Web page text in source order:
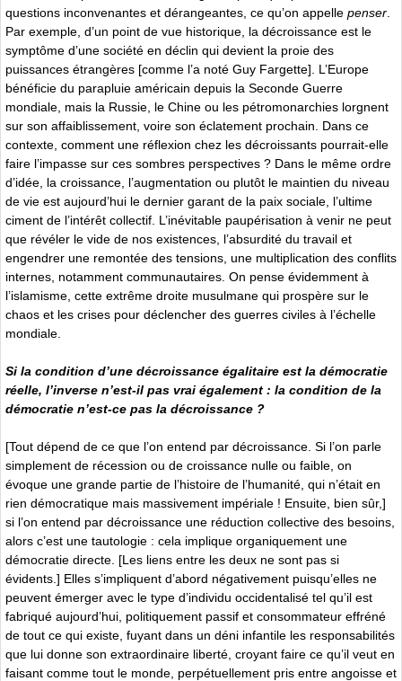
questions inconvenantes et dérangeantes, ce qu’on appelle penser
Par exemple, d’un point de vue historique, la décroissance est le
symptôme d’une société en déclin qui devient la proie des
puissances étrangères [comme l’a noté Guy Fargette]. L’Europe
bénéficie du parapluie américain depuis la Seconde Guerre
mondiale, mais la Russie, le Chine ou les pétromonarchies lorgnent
sur son affaiblissement, voire son éclatement prochain. Dans ce
contexte, comment une réflexion chez les décroissants pourrait-elle
faire l’impasse sur ces sombres perspectives ? Dans le même ordre
d’idée, la croissance, l’augmentation ou plutôt le maintien du niveau
de vie est aujourd’hui le dernier garant de la paix sociale, l’ultime
ciment de l’intérêt collectif. L’inévitable paupérisation à venir ne peut
que révéler le vide de nos existences, l’absurdité du travail et
engendrer une remontée des tensions, une multiplication des conflits
internes, notamment communautaires. On pense évidemment à
l’islamisme, cette extrême droite musulmane qui prospère sur le
chaos et les crises pour déclencher des guerres civiles à l’échelle
mondiale.
Si la condition d’une décroissance égalitaire est la démocratie
réelle, l’inverse n’est-il pas vrai également : la condition de la
démocratie n’est-ce pas la décroissance ?
[Tout dépend de ce que l’on entend par décroissance. Si l’on parle
simplement de récession ou de croissance nulle ou faible, on
évoque une grande partie de l’histoire de l’humanité, qui n’était en
rien démocratique mais massivement impériale ! Ensuite, bien sûr,]
si l’on entend par décroissance une réduction collective des besoins,
alors c’est une tautologie : cela implique organiquement une
démocratie directe. [Les liens entre les deux ne sont pas si
évidents.] Elles s’impliquent d’abord négativement puisqu’elles ne
peuvent émerger avec le type d’individu occidentalisé tel qu’il est
fabriqué aujourd’hui, politiquement passif et consommateur effréné
de tout ce qui existe, fuyant dans un déni infantile les responsabilités
que lui donne son extraordinaire liberté, croyant faire ce qu’il veut en
faisant comme tout le monde, perpétuellement pris entre angoisse et